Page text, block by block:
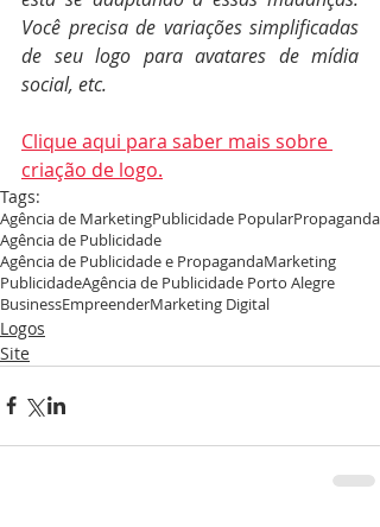
Você precisa de variações simplificadas
de seu logo para avatares de mídia
social, etc.
Clique aqui para saber mais sobre
criação de logo.
Tags:
Agência de MarketingPublicidade PopularPropaganda
Agência de Publicidade
Agência de Publicidade e PropagandaMarketing
PublicidadeAgência de Publicidade Porto Alegre
BusinessEmpreenderMarketing Digital
Logos
Site